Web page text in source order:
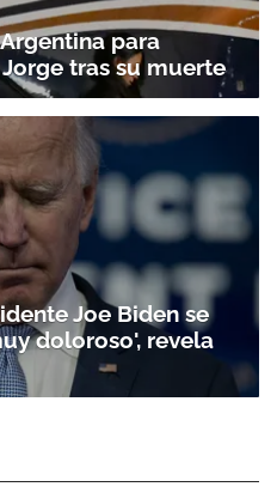
para
tras su muerte
Joe Biden se
doloroso', revela